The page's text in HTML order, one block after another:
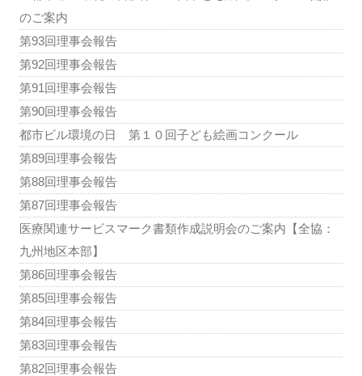
のご案内
第93回理事会報告
第92回理事会報告
第91回理事会報告
第90回理事会報告
都市ビル環境の日 第１０回子ども絵画コンクール
第89回理事会報告
第88回理事会報告
第87回理事会報告
医療関連サービスマーク書類作成説明会のご案内【全協：
九州地区本部】
第86回理事会報告
第85回理事会報告
第84回理事会報告
第83回理事会報告
第82回理事会報告